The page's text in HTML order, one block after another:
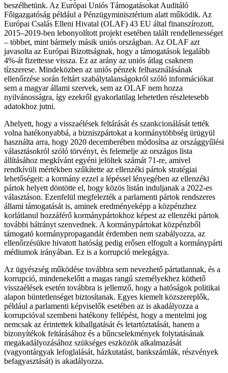
beszélhetünk. Az Európai Uniós Támogatásokat Auditáló
Főigazgatóság például a Pénzügyminisztérium alatt működik. Az
Európai Csalás Elleni Hivatal (OLAF) 43 EU által finanszírozott,
2015–2019-ben lebonyolított projekt esetében talált rendellenességet
– többet, mint bármely másik uniós országban. Az OLAF azt
javasolta az Európai Bizottságnak, hogy a támogatások legalább
4%-át fizettesse vissza. Ez az arány az uniós átlag csaknem
tízszerese. Mindeközben az uniós pénzek felhasználásának
ellenőrzése során feltárt szabálytalanságokról szóló információkat
sem a magyar állami szervek, sem az OLAF nem hozza
nyilvánosságra, így ezekről gyakorlatilag lehetetlen részletesebb
adatokhoz jutni.
Ahelyett, hogy a visszaélések feltárását és szankcionálását tették
volna hatékonyabbá, a bizniszpártokat a kormánytöbbség ürügyül
használta arra, hogy 2020 decemberében módosítsa az országgyűlési
választásokról szóló törvényt, és felemelje az országos lista
állításához megkívánt egyéni jelöltek számát 71-re, amivel
rendkívüli mértékben szűkítette az ellenzéki pártok stratégiai
lehetőségeit: a kormány ezzel a lépéssel lényegében az ellenzéki
pártok helyett döntötte el, hogy közös listán induljanak a 2022-es
választáson. Ezenfelül megfelezték a parlamenti pártok rendszeres
állami támogatását is, aminek eredményeképp a közpénzhez
korlátlanul hozzáférő kormánypártokhoz képest az ellenzéki pártok
további hátrányt szenvednek. A kormánypártokat közpénzből
támogató kormánypropagandát érdemben nem szabályozza, az
ellenőrzésükre hivatott hatóság pedig erősen elfogult a kormánypárti
médiumok irányában. Ez is a korrupció melegágya.
Az ügyészség működése továbbra sem nevezhető pártatlannak, és a
korrupció, mindenekelőtt a magas rangú személyekhez köthető
visszaélések esetén továbbra is jellemző, hogy a hatóságok politikai
alapon büntetlenséget biztosítanak. Egyes kiemelt közszereplők,
például a parlamenti képviselők esetében az is akadályozza a
korrupcióval szembeni hatékony fellépést, hogy a mentelmi jog
nemcsak az érintettek kihallgatását és letartóztatását, hanem a
bizonyítékok feltárásához és a bűncselekmények folytatásának
megakadályozásához szükséges eszközök alkalmazását
(vagyontárgyak lefoglalását, házkutatást, bankszámlák, részvények
befagyasztását) is akadályozza.